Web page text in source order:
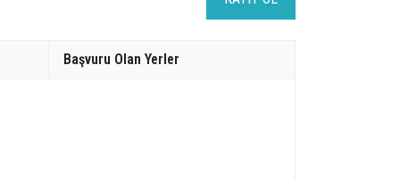
Başvuru Olan Yerler